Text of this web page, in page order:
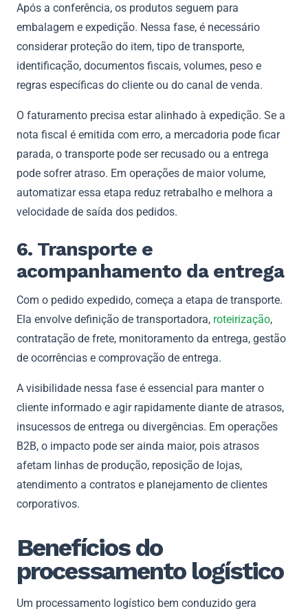
Após a conferência, os produtos seguem para
embalagem e expedição. Nessa fase, é necessário
considerar proteção do item, tipo de transporte,
identificação, documentos fiscais, volumes, peso e
regras específicas do cliente ou do canal de venda.
O faturamento precisa estar alinhado à expedição. Se a
nota fiscal é emitida com erro, a mercadoria pode ficar
parada, o transporte pode ser recusado ou a entrega
pode sofrer atraso. Em operações de maior volume,
automatizar essa etapa reduz retrabalho e melhora a
velocidade de saída dos pedidos.
6. Transporte e
acompanhamento da entrega
Com o pedido expedido, começa a etapa de transporte.
Ela envolve definição de transportadora, roteirização,
contratação de frete, monitoramento da entrega, gestão
de ocorrências e comprovação de entrega.
A visibilidade nessa fase é essencial para manter o
cliente informado e agir rapidamente diante de atrasos,
insucessos de entrega ou divergências. Em operações
B2B, o impacto pode ser ainda maior, pois atrasos
afetam linhas de produção, reposição de lojas,
atendimento a contratos e planejamento de clientes
corporativos.
Benefícios do
processamento logístico
Um processamento logístico bem conduzido gera